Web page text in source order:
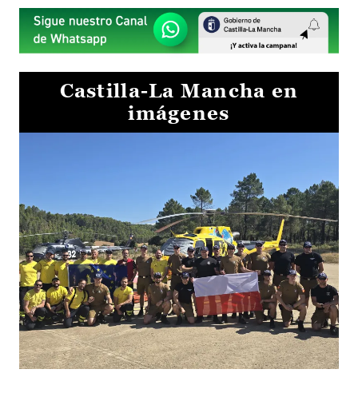
Castilla-La Mancha en
imágenes